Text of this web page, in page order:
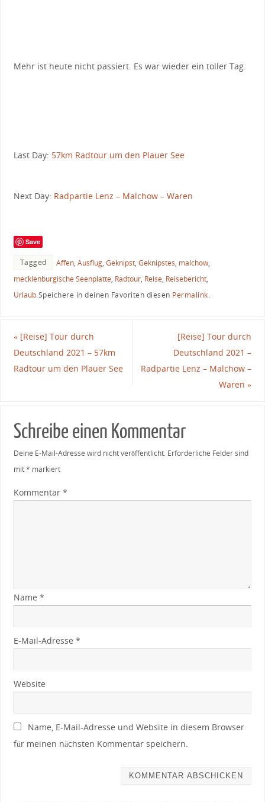
Mehr ist heute nicht passiert. Es war wieder ein toller Tag.
Last Day: 57km Radtour um den Plauer See
Next Day: Radpartie Lenz – Malchow – Waren
Save
Tagged Affen, Ausflug, Geknipst, Geknipstes, malchow,
mecklenburgische Seenplatte, Radtour, Reise, Reisebericht,
Urlaub.Speichere in deinen Favoriten diesen Permalink.
«[Reise] Tour durch
Deutschland 2021 – 57km
Radtour um den Plauer See
[Reise] Tour durch
Deutschland 2021 –
Radpartie Lenz – Malchow –
Waren»
Schreibe einen Kommentar
Deine E-Mail-Adresse wird nicht veröffentlicht. Erforderliche Felder sind
mit* markiert
Kommentar *
Name *
E-Mail-Adresse *
Website
Name, E-Mail-Adresse und Website in diesem Browser
für meinen nächsten Kommentar speichern.